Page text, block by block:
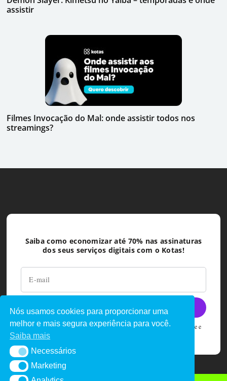
assistir
Filmes Invocação do Mal: onde assistir todos nos
streamings?
Saiba como economizar até 70% nas assinaturas
dos seus serviços digitais com o Kotas!
Ao deixar seu e-mail você concorda com as políticas de privacidade e
Nós usamos cookies para proporcionar uma
melhor e mais segura experiência para você.
Saiba mais
NecessáriosNecessários
MarketingMarketing